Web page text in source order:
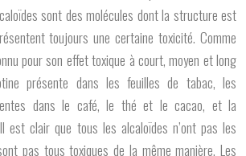
sont des molécules dont la structure est
toujours une certaine toxicité. Comme
pour son effet toxique à court, moyen et long
présente dans les feuilles de tabac, les
dans le café, le thé et le cacao, et la
est clair que tous les alcaloïdes n’ont pas les
pas tous toxiques de la même manière. Les